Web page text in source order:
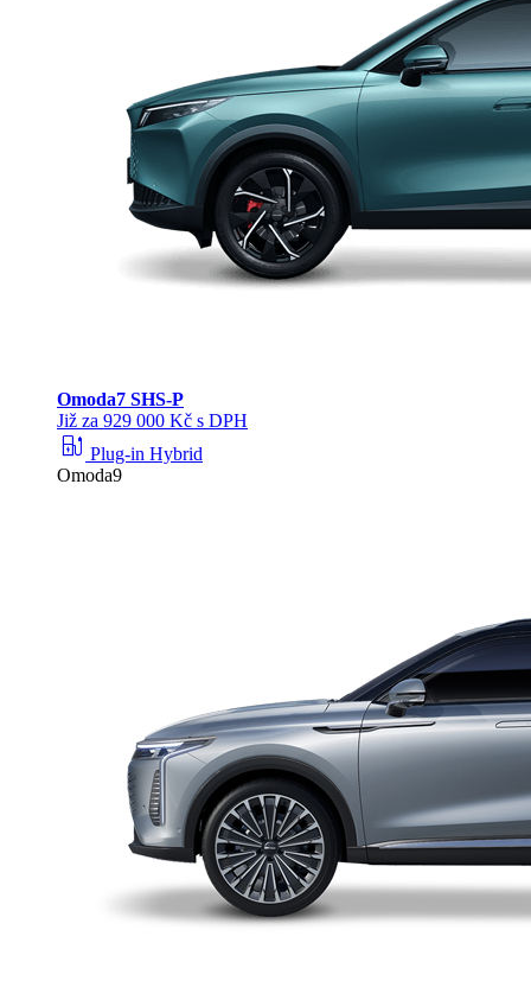
Omoda7 SHS-P
Již za 929 000 Kč s DPH
ev_station Plug-in Hybrid
Omoda9